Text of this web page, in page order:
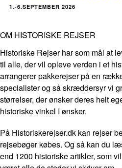
1.-6.SEPTEMBER 2026
OM HISTORISKE REJSER
Historiske Rejser har som mål at
til alle, der vil opleve verden i et
arrangerer pakkerejser på en
specialister og så skræddersyr vi
størrelser, der ønsker deres helt
historiske vinkel I ønsker.
På Historiskerejser.dk kan rejser
rejsebøger købes. Og så kan du
end 1200 historiske artikler, som